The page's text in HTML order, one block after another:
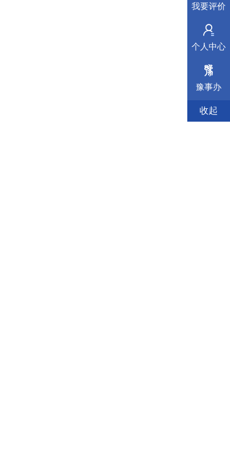
查看依据
查看依据
我要评价
个人中心
豫事办
收起